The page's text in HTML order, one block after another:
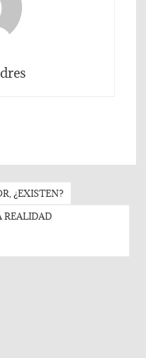
¿EXISTEN?
REALIDAD